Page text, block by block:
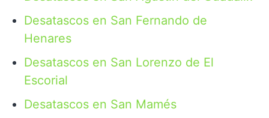
Desatascos en San Fernando de
Henares
Desatascos en San Lorenzo de El
Escorial
Desatascos en San Mamés